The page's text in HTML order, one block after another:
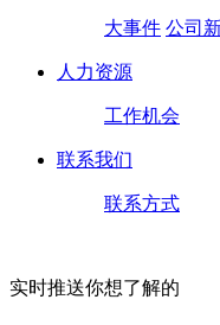
大事件 公司
人力资源
工作机会
联系我们
联系方式
实时推送你想了解的